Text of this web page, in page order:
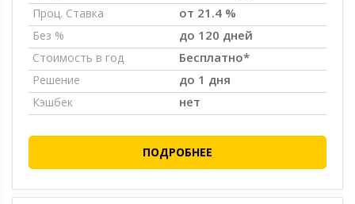
Проц. Ставка от 21.4 %
Без % до 120 дней
Стоимость в год Бесплатно*
Решение до 1 дня
Кэшбек нет
ПОДРОБНЕЕ